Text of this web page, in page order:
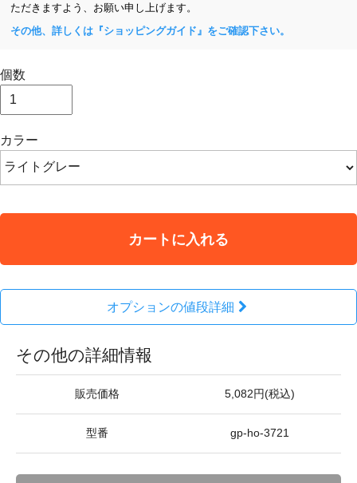
ただきますよう、お願い申し上げます。
その他、詳しくは『ショッピングガイド』をご確認下さい。
個数
カラー
カートに入れる
オプションの値段詳細
その他の詳細情報
販売価格 5,082円(税込)
型番 gp-ho-3721